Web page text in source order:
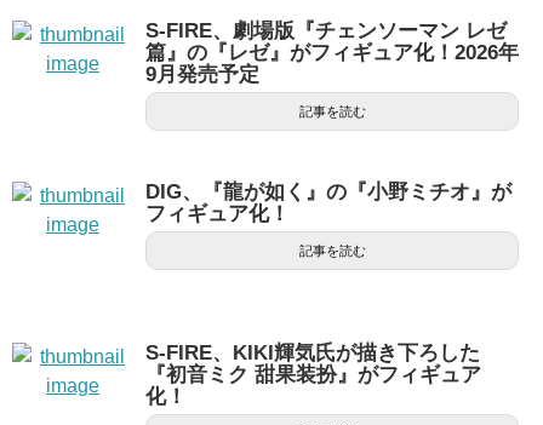
S-FIRE、劇場版『チェンソーマン レゼ
篇』の『レゼ』がフィギュア化！2026年
9月発売予定
記事を読む
DIG、『龍が如く』の『小野ミチオ』が
フィギュア化！
記事を読む
S-FIRE、KIKI輝気氏が描き下ろした
『初音ミク 甜果装扮』がフィギュア
化！